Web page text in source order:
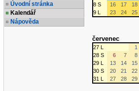
Úvodní stránka
Kalendář
Nápověda
8 S
16 17 18
9 L
23 24 25
červenec
27 L 1
28 S
6 7 8
29 L
13 14 15
30 S
20 21 22
31 L
27 28 29